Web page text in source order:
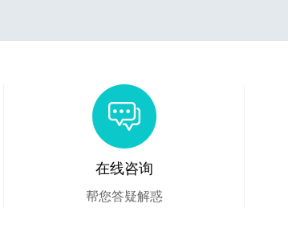
在线咨询
帮您答疑解惑